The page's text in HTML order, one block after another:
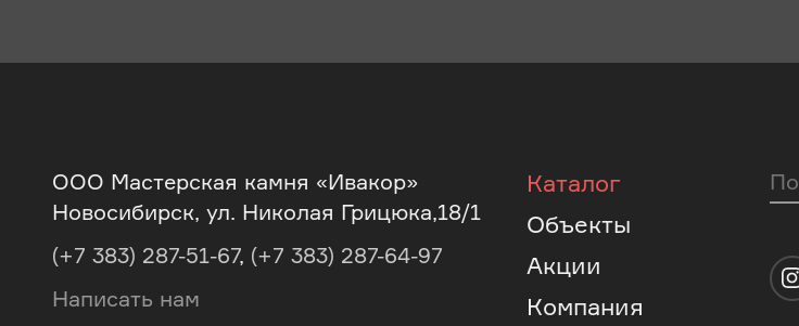
ООО Мастерская камня «Ивакор»
Новосибирск, ул. Николая Грицюка,18/1
(+7 383) 287-51-67, (+7 383) 287-64-97
Написать нам
Каталог
Объекты
Акции
Компания